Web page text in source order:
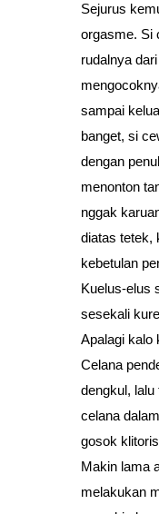
Sejurus
orgasme. Si
rudalnya
sampai
banget, si
dengan
menonton
nggak
diatas tetek,
kebetulan
Kuelus-elus
sesekali
Apalagi kalo
Celana
dengkul,
celana
gosok
Makin lama
melakukan